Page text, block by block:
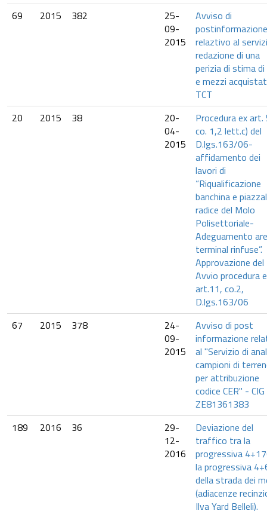
69
2015 382
25-
09-
2015
Avviso di
postinformazione
relaztivo al
redazione di una
perizia di stima
e mezzi
TCT
20
2015 38
20-
04-
2015
Procedura ex art.
co. 1,2 lett.c) del
D.lgs.163/06-
affidamento dei
lavori di
“Riqualificazione
banchina e
radice del Molo
Polisettoriale-
Adeguamento
terminal rinfuse”.
Approvazione del
Avvio procedura
art.11, co.2,
D.lgs.163/06
67
2015 378
24-
09-
2015
Avviso di post
informazione
al "Servizio di
campioni di
per attribuzione
codice CER" - CIG
ZE81361383
189
2016 36
29-
12-
2016
Deviazione del
traffico tra la
progressiva
la progressiva
della strada dei
(adiacenze
Ilva Yard Belleli).